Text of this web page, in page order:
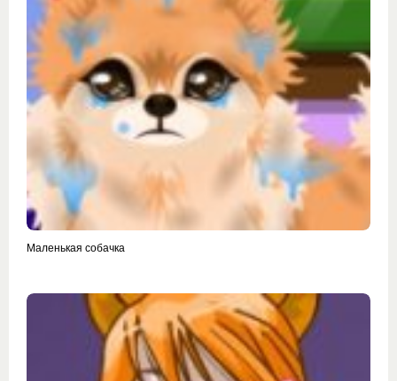
Маленькая собачка